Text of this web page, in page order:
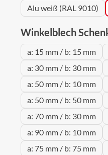
Alu weiß (RAL 9010)
Winkelblech
a: 15 mm / b: 15 mm
a: 30 mm / b: 30 mm
a: 50 mm / b: 10 mm
a: 50 mm / b: 50 mm
a: 70 mm / b: 30 mm
a: 90 mm / b: 10 mm
a: 75 mm / b: 75 mm